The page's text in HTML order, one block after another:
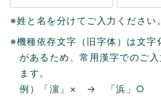
必
須
)
※姓と名を分けてご入力ください。
※機種依存文字（旧字体）は文字
があるため、常用漢字でのご
ます。
例）「濵」× → 「浜」○